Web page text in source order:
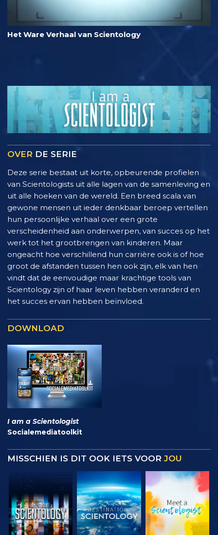
Het Ware Verhaal van Scientology
OVER DE SERIE
Deze serie bestaat uit korte, opbeurende profielen
van Scientologists uit alle lagen van de samenleving en
uit alle hoeken van de wereld. Een breed scala van
gewone mensen uit ieder denkbaar beroep vertellen
hun persoonlijke verhaal over een grote
verscheidenheid aan onderwerpen, van succes op het
werk tot het grootbrengen van kinderen. Maar
ongeacht hoe verschillend hun carrière ook is of hoe
groot de afstanden tussen hen ook zijn, elk van hen
vindt dat de eenvoudige maar krachtige tools van
Scientology zijn of haar leven hebben veranderd en
het succes ervan hebben beïnvloed.
DOWNLOAD
I am a Scientologist
Socialemediatoolkit
MISSCHIEN IS DIT OOK IETS VOOR JOU